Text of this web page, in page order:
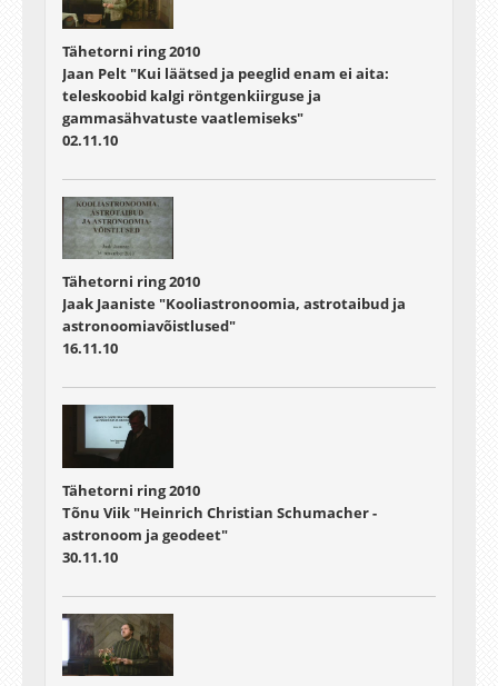
Tähetorni ring 2010
Jaan Pelt "Kui läätsed ja peeglid enam ei aita:
teleskoobid kalgi röntgenkiirguse ja
gammasähvatuste vaatlemiseks"
02.11.10
Tähetorni ring 2010
Jaak Jaaniste "Kooliastronoomia, astrotaibud ja
astronoomiavõistlused"
16.11.10
Tähetorni ring 2010
Tõnu Viik "Heinrich Christian Schumacher -
astronoom ja geodeet"
30.11.10